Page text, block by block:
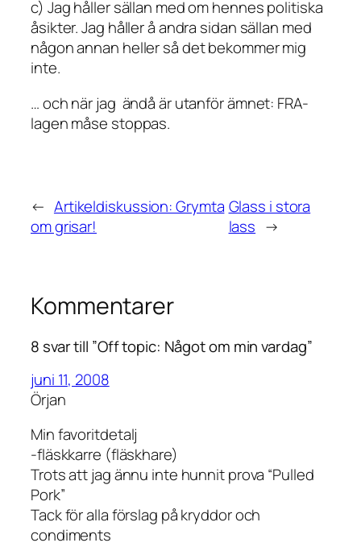
c) Jag håller sällan med om hennes politiska
åsikter. Jag håller å andra sidan sällan med
någon annan heller så det bekommer mig
inte.
… och när jag ändå är utanför ämnet: FRA-
lagen måse stoppas.
← Artikeldiskussion: Grymta
om grisar!
Glass i stora
lass →
Kommentarer
8 svar till ”Off topic: Något om min vardag”
juni 11, 2008
Örjan
Min favoritdetalj
-fläskkarre (fläskhare)
Trots att jag ännu inte hunnit prova “Pulled
Pork”
Tack för alla förslag på kryddor och
condiments